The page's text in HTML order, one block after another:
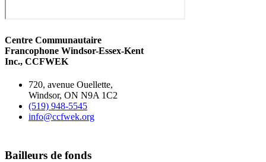
Centre Communautaire
Francophone Windsor-Essex-Kent
Inc., CCFWEK
720, avenue Ouellette,
Windsor, ON N9A 1C2
(519) 948-5545
info@ccfwek.org
Bailleurs de fonds